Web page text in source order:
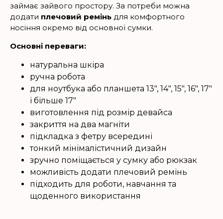
займає зайвого простору. За потреби можна
додати плечовий ремінь для комфортного
носіння окремо від основної сумки.
Основні переваги:
натуральна шкіра
ручна робота
для ноутбука або планшета 13", 14", 15", 16", 17"
і більше 17"
виготовлення під розмір девайса
закриття на два магніти
підкладка з фетру всередині
тонкий мінімалістичний дизайн
зручно поміщається у сумку або рюкзак
можливість додати плечовий ремінь
підходить для роботи, навчання та
щоденного використання